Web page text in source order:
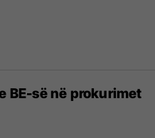
BE-së në prokurimet